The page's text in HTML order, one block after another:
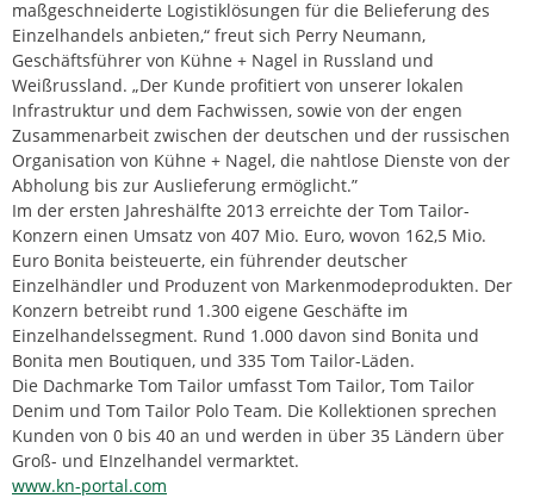
maßgeschneiderte Logistiklösungen für die Belieferung des
Einzelhandels anbieten,“ freut sich Perry Neumann,
Geschäftsführer von Kühne + Nagel in Russland und
Weißrussland. „Der Kunde profitiert von unserer lokalen
Infrastruktur und dem Fachwissen, sowie von der engen
Zusammenarbeit zwischen der deutschen und der russischen
Organisation von Kühne + Nagel, die nahtlose Dienste von der
Abholung bis zur Auslieferung ermöglicht.”
Im der ersten Jahreshälfte 2013 erreichte der Tom Tailor-
Konzern einen Umsatz von 407 Mio. Euro, wovon 162,5 Mio.
Euro Bonita beisteuerte, ein führender deutscher
Einzelhändler und Produzent von Markenmodeprodukten. Der
Konzern betreibt rund 1.300 eigene Geschäfte im
Einzelhandelssegment. Rund 1.000 davon sind Bonita und
Bonita men Boutiquen, und 335 Tom Tailor-Läden.
Die Dachmarke Tom Tailor umfasst Tom Tailor, Tom Tailor
Denim und Tom Tailor Polo Team. Die Kollektionen sprechen
Kunden von 0 bis 40 an und werden in über 35 Ländern über
Groß- und EInzelhandel vermarktet.
www.kn-portal.com